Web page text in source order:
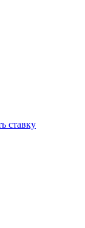
ставку